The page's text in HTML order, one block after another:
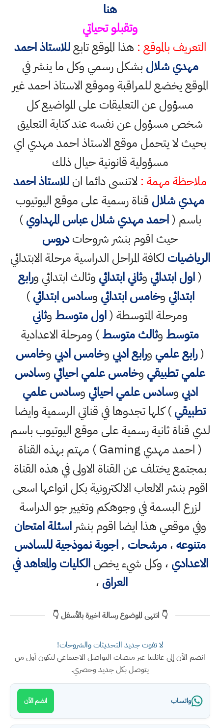
هنا
وتقبلو تحياتي
التعريف بالموقع : هذا الموقع تابعللاستاذ احمد
مهدي شلال بشكل رسمي وكل ما ينشر في
الموقع يخضع للمراقبة وموقع الاستاذ احمد غير
مسؤول عن التعليقات على المواضيع كل
شخص مسؤول عن نفسه عند كتابة التعليق
بحيث لا يتحمل موقع الاستاذ احمد مهدي اي
مسؤولية قانونية حيال ذلك
ملاحظة مهمة : لاتنسى دائما انللاستاذ احمد
مهدي شلال قناة رسمية على موقع اليوتيوب
باسم (احمد مهدي شلال عباس المهداوي)
حيث اقوم بنشر شروحاتدروس
الرياضيات لكافة المراحل الدراسية مرحلة الابتدائي
(اول ابتدائي وثاني ابتدائي وثالث ابتدائي ورابع
ابتدائي وخامس ابتدائي وسادس ابتدائي)
ومرحلة المتوسطة (اول متوسط وثاني
متوسط وثالث متوسط) ومرحلة الاعدادية
(رابع علمي ورابع ادبي وخامس ادبي وخامس
علمي تطبيقي وخامس علمي احيائي وسادس
ادبي وسادس علمي احيائي وسادس علمي
تطبيقي) كلها تجدوها في قناتي الرسمية وايضا
لدي قناة ثانية رسمية على موقع اليوتيوب باسم
( احمد مهدي Gaming ) مهتم بهذه القناة
بمجتمع يختلف عن القناة الاولى في هذه القناة
اقوم بنشر الالعاب الالكترونية بكل انواعها اسعى
لزرع البسمة في وجوهكم وتغيير جو الدراسة
وفي موقعي هذا ايضا اقوم بنشراسئلة امتحان
متنوعه،مرشحات ,اجوبة نموذجية للسادس
الاعدادي ، وكل شيء يخصالكليات والمعاهد في
العراق ،
👇 انتهى الموضوع رسالة اخيرة بالأسفل 👇
لا تفوت جديد التحديثات والشروحات!
انضم الآن إلى عائلتنا عبر منصات التواصل الاجتماعي لتكون أول من
يتوصل بكل جديد وحصري.
واتساب انضم الآن